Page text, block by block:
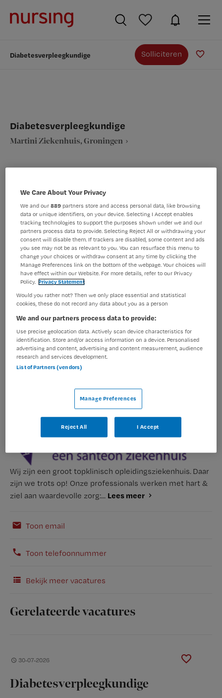
Diabetesverpleegkundige Solliciteren
Diabetesverpleegkundige
Martini Ziekenhuis, Groningen
VAKGEBIED
Verpleegkunde
FUNCTIE
Diabetesverpleegkundige
BRANCHE
Ziekenhuis
AANSTELLING
Tijdelijk met uitzicht op vast
PLAATSINGSDATUM
3 juni 2026
NIVEAU
HBO
ERVARING
Ervaren
DIENSTVERBAND
Parttime
Vacature niet beschikbaar
Deze vacature Diabetesverpleegkundige bij Martini
Ziekenhuis is niet meer actueel. Hieronder staan enkele
Wij zijn een groot topklinisch opleidingsziekenhuis. Daar
zijn we trots op! Onze professionals werken met hart &
ziel aan waardevolle zorg:... Lees meer
Toon email
Toon telefoonnummer
Bekijk meer vacatures
Gerelateerde vacatures
30-07-2026
Diabetesverpleegkundige
We Care About Your Privacy
We and our889 partners store and access personal data, like browsing
data or unique identifiers, on your device. Selecting I Accept enables
tracking technologies to support the purposes shown under we and our
partners process data to provide. Selecting Reject All or withdrawing your
consent will disable them. If trackers are disabled, some content and ads
you see may not be as relevant to you. You can resurface this menu to
change your choices or withdraw consent at any time by clicking the
Manage Preferences link on the bottom of the webpage. Your choices will
have effect within our Website. For more details, refer to our Privacy
Policy. Privacy Statement
Would you rather not? Then we only place essential and statistical
cookies, these do not record any data about you as a person
We and our partners process data to provide:
Use precise geolocation data. Actively scan device characteristics for
identification. Store and/or access information on a device. Personalised
advertising and content, advertising and content measurement, audience
research and services development.
List of Partners (vendors)
Manage Preferences
Reject All I Accept